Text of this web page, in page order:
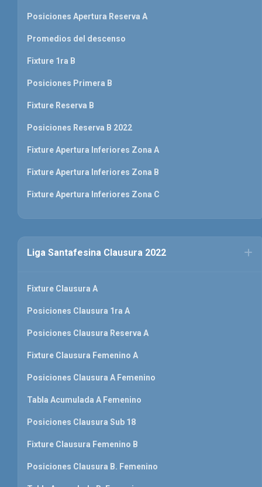
Posiciones Apertura Reserva A
Promedios del descenso
Fixture 1ra B
Posiciones Primera B
Fixture Reserva B
Posiciones Reserva B 2022
Fixture Apertura Inferiores Zona A
Fixture Apertura Inferiores Zona B
Fixture Apertura Inferiores Zona C
Liga Santafesina Clausura 2022
Fixture Clausura A
Posiciones Clausura 1ra A
Posiciones Clausura Reserva A
Fixture Clausura Femenino A
Posiciones Clausura A Femenino
Tabla Acumulada A Femenino
Posiciones Clausura Sub 18
Fixture Clausura Femenino B
Posiciones Clausura B. Femenino